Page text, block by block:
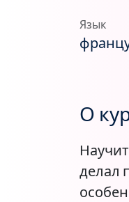
Язык
О
делал